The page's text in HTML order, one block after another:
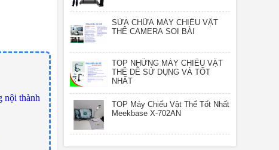
nội thành
SỬA CHỮA MÁY CHIẾU VẬT
THỂ CAMERA SOI BÀI
TOP NHỮNG MÁY CHIẾU VẬT
THỂ DỄ SỬ DỤNG VÀ TỐT
NHẤT
TOP Máy Chiếu Vật Thể Tốt Nhất
Meekbase X-702AN